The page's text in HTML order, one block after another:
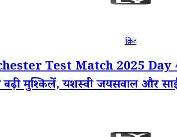
क्रिकेट
Test Match 2025 Day
बढ़ी मुश्किलें, यशस्वी जयसवाल और